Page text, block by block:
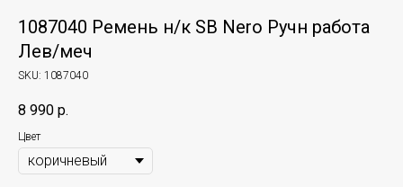
1087040 Ремень н/к SB Nero Ручн работа
Лев/меч
SKU: 1087040
8 990 р.
Цвет